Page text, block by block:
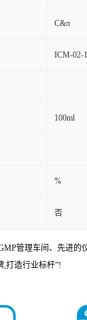
C&π
ICM-02-
100ml
%
否
管理车间、先进
,打造行业标杆”!